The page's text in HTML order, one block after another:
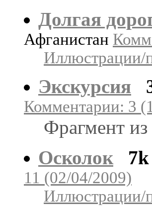
Долгая
Афганистан
Иллюстрации/
Экскурсия
Комментарии: 3
Фрагмент
Осколок
7k
11 (02/04/2009)
Иллюстрации/